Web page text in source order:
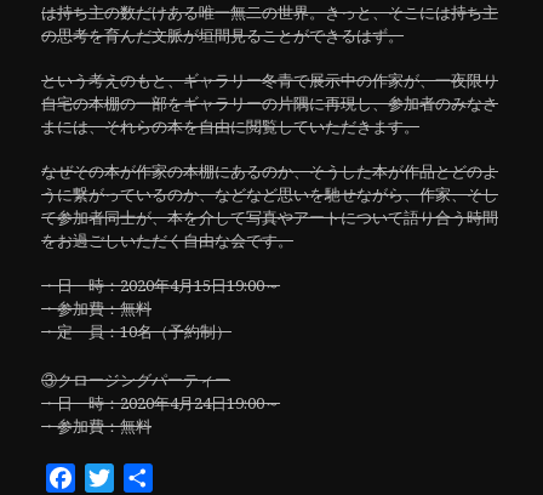
は持ち主の数だけある唯一無二の世界。きっと、そこには持ち主
の思考を育んだ文脈が垣間見ることができるはず。
という考えのもと、ギャラリー冬青で展示中の作家が、一夜限り
自宅の本棚の一部をギャラリーの片隅に再現し、参加者のみなさ
まには、それらの本を自由に閲覧していただきます。
なぜその本が作家の本棚にあるのか、そうした本が作品とどのよ
うに繋がっているのか、などなど思いを馳せながら、作家、そし
て参加者同士が、本を介して写真やアートについて語り合う時間
をお過ごしいただく自由な会です。
・日 時：2020年4月15日19:00～
・参加費：無料
・定 員：10名（予約制）
③クロージングパーティー
・日 時：2020年4月24日19:00～
・参加費：無料
FacebookTwitter